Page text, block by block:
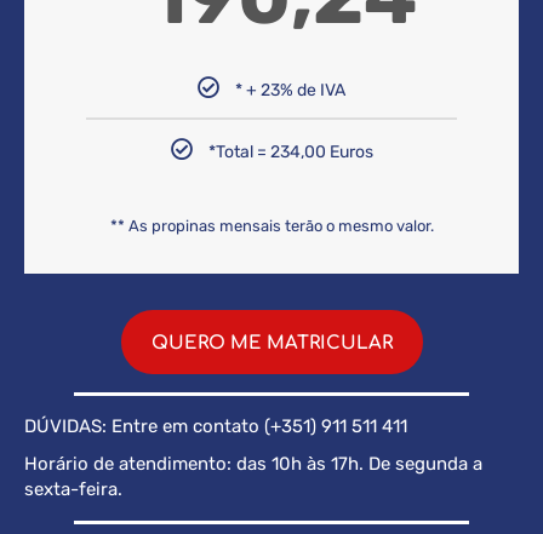
* + 23% de IVA
*Total = 234,00 Euros
** As propinas mensais terão o mesmo valor.
QUERO ME MATRICULAR
DÚVIDAS: Entre em contato (+351) 911 511 411
Horário de atendimento: das 10h às 17h. De segunda a
sexta-feira.